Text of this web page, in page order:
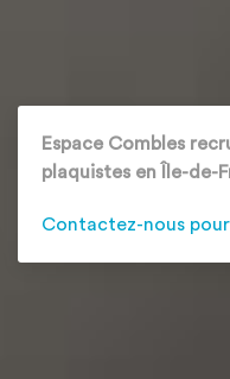
Espace Combles
plaquistes en Île-de-
Contactez-nous